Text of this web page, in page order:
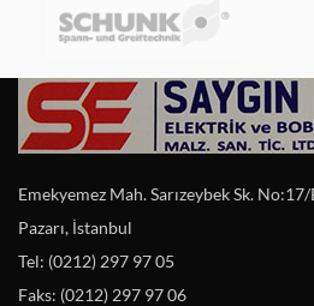
Emekyemez Mah. Sarızeybek Sk.
Pazarı, İstanbul
Tel: (0212) 297 97 05
Faks: (0212) 297 97 06